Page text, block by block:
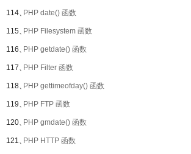
114、PHP date() 函数
115、PHP Filesystem 函数
116、PHP getdate() 函数
117、PHP Filter 函数
118、PHP gettimeofday() 函数
119、PHP FTP 函数
120、PHP gmdate() 函数
121、PHP HTTP 函数